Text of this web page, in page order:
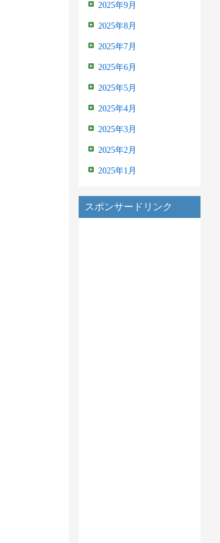
2025年9月
2025年8月
2025年7月
2025年6月
2025年5月
2025年4月
2025年3月
2025年2月
2025年1月
スポンサードリンク